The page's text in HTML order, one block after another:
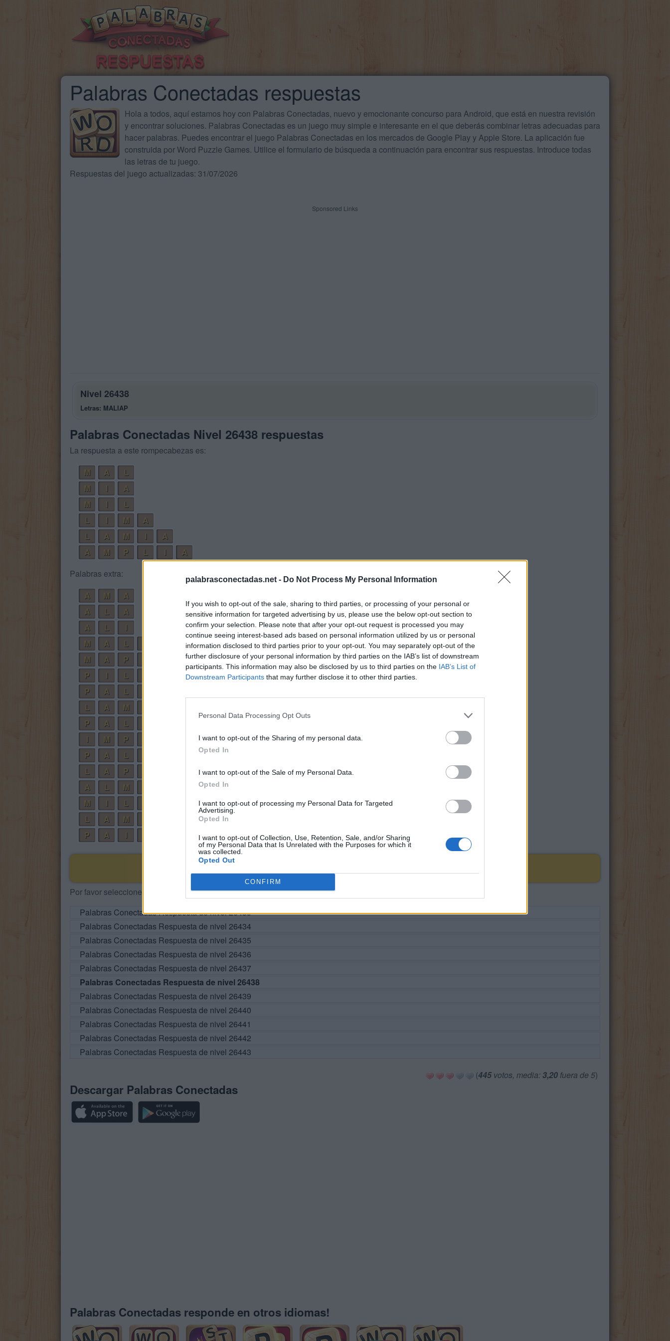
palabrasconectadas.net - Do Not Process My Personal Information
If you wish to opt-out of the sale, sharing to third parties, or processing of your personal or
sensitive information for targeted advertising by us, please use the below opt-out section to
confirm your selection. Please note that after your opt-out request is processed you may
continue seeing interest-based ads based on personal information utilized by us or personal
information disclosed to third parties prior to your opt-out. You may separately opt-out of the
further disclosure of your personal information by third parties on the IAB’s list of downstream
participants. This information may also be disclosed by us to third parties on the IAB’s List of
Downstream Participants that may further disclose it to other third parties.
Personal Data Processing Opt Outs
I want to opt-out of the Sharing of my personal data.
Opted In
I want to opt-out of the Sale of my Personal Data.
Opted In
I want to opt-out of processing my Personal Data for Targeted
Advertising.
Opted In
I want to opt-out of Collection, Use, Retention, Sale, and/or Sharing
of my Personal Data that Is Unrelated with the Purposes for which it
was collected.
Opted Out
CONFIRM
Palabras Conectadas respuestas
Hola a todos, aquí estamos hoy con Palabras Conectadas, nuevo y emocionante concurso para Android, que está en nuestra revisión
y encontrar soluciones. Palabras Conectadas es un juego muy simple e interesante en el que deberás combinar letras adecuadas para
hacer palabras. Puedes encontrar el juego Palabras Conectadas en los mercados de Google Play y Apple Store. La aplicación fue
construida por Word Puzzle Games. Utilice el formulario de búsqueda a continuación para encontrar sus respuestas. Introduce todas
las letras de tu juego.
Respuestas del juego actualizadas: 31/07/2026
Sponsored Links
Nivel 26438
Letras: MALIAP
Palabras Conectadas Nivel 26438 respuestas
La respuesta a este rompecabezas es:
M
A
L
M
A
M
L
L
M
A
L
A M I
A
A
M P L I
A
Palabras extra:
A
M
A
A
L
A
A
L
M
A L
M
A P
P
L
P
A L
L
A M
P
A L
M P
P
A L
L
A P
A
L M
M
L
L
A M
P
A
BUSCAR MÁS RESPUESTAS
Por favor seleccione los niveles:
Palabras Conectadas Respuesta de nivel 26433
Palabras Conectadas Respuesta de nivel 26434
Palabras Conectadas Respuesta de nivel 26435
Palabras Conectadas Respuesta de nivel 26436
Palabras Conectadas Respuesta de nivel 26437
Palabras Conectadas Respuesta de nivel 26438
Palabras Conectadas Respuesta de nivel 26439
Palabras Conectadas Respuesta de nivel 26440
Palabras Conectadas Respuesta de nivel 26441
Palabras Conectadas Respuesta de nivel 26442
Palabras Conectadas Respuesta de nivel 26443
(445votos, media: 3,20 fuera de 5)
Descargar Palabras Conectadas
Palabras Conectadas responde en otros idiomas!